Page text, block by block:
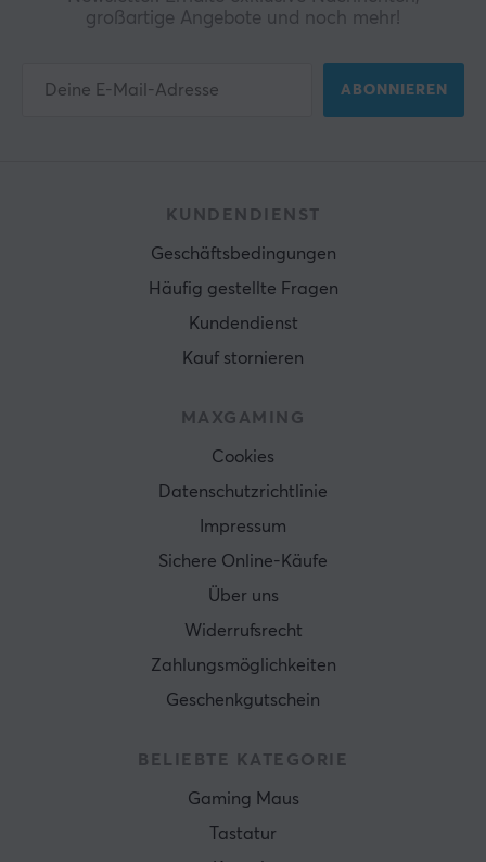
großartige Angebote und noch mehr!
ABONNIEREN
KUNDENDIENST
Geschäftsbedingungen
Häufig gestellte Fragen
Kundendienst
Kauf stornieren
MAXGAMING
Cookies
Datenschutzrichtlinie
Impressum
Sichere Online-Käufe
Über uns
Widerrufsrecht
Zahlungsmöglichkeiten
Geschenkgutschein
BELIEBTE KATEGORIE
Gaming Maus
Tastatur